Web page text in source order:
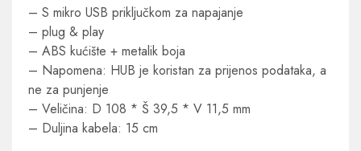
– S mikro USB priključkom za napajanje
– plug & play
– ABS kućište + metalik boja
– Napomena: HUB je koristan za prijenos podataka, a
ne za punjenje
– Veličina: D 108 * Š 39,5 * V 11,5 mm
– Duljina kabela: 15 cm